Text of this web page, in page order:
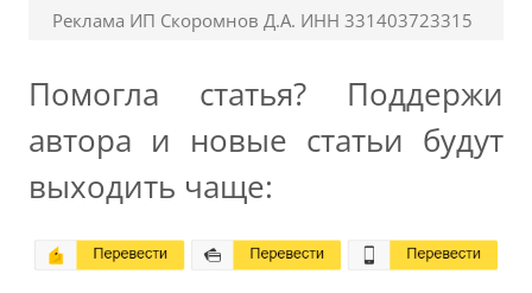
Реклама ИП Скоромнов Д.А. ИНН 331403723315
Помогла статья? Поддержи
автора и новые статьи будут
выходить чаще: